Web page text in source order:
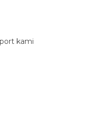
kami